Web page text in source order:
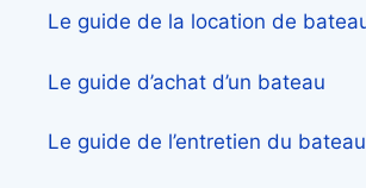
Le guide de la location de
Le guide d’achat d’un bateau
Le guide de l’entretien du bateau